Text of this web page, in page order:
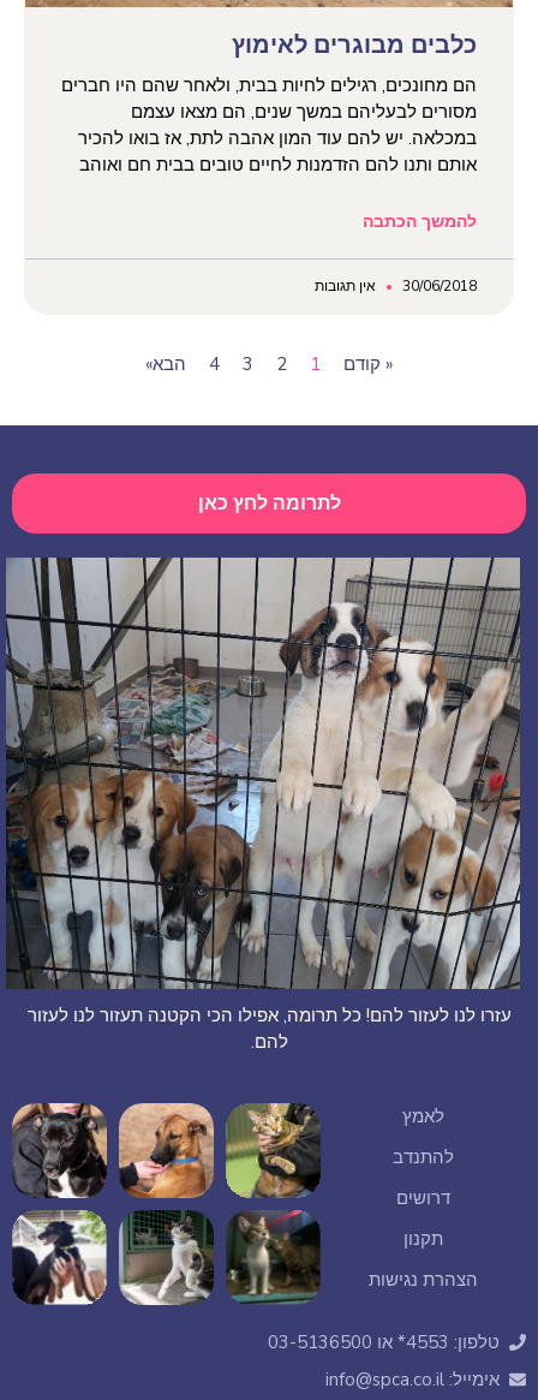
כלבים מבוגרים לאימוץ
הם מחונכים, רגילים לחיות בבית, ולאחר שהם היו חברים
מסורים לבעליהם במשך שנים, הם מצאו עצמם
במכלאה. יש להם עוד המון אהבה לתת, אז בואו להכיר
אותם ותנו להם הזדמנות לחיים טובים בבית חם ואוהב
להמשך הכתבה
30/06/2018 אין תגובות
« קודם 1
2
3
4 הבא»
לתרומה לחץ כאן
עזרו לנו לעזור להם! כל תרומה, אפילו הכי הקטנה תעזור לנו לעזור
להם.
לאמץ
להתנדב
דרושים
תקנון
הצהרת נגישות
טלפון: 4553* או 03-5136500
אימייל: info@spca.co.il